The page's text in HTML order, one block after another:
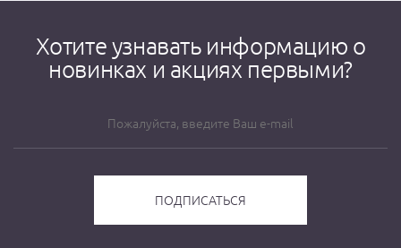
Хотите узнавать информацию о
новинках и акциях первыми?